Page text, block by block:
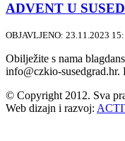
ADVENT U
OBJAVLJENO: 23.11.2023
Obilježite s nama
info@czkio-susedgrad.hr.
© Copyright 2012. Sva
Web dizajn i razvoj: